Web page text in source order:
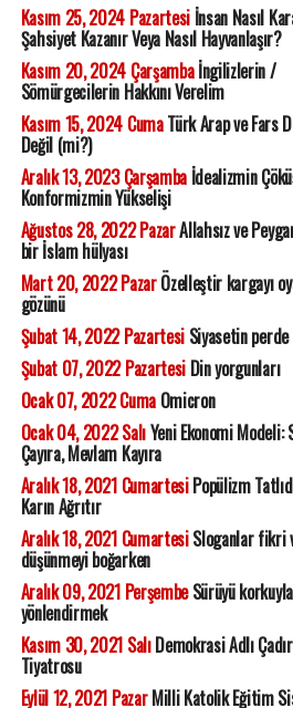
Kasım 25, 2024 Pazartesiİnsan Nasıl
Şahsiyet Kazanır Veya Nasıl Hayvanlaşır?
Kasım 20, 2024 Çarşambaİngilizlerin /
Sömürgecilerin Hakkını Verelim
Kasım 15, 2024 CumaTürk Arap ve Fars
Değil (mi?)
Aralık 13, 2023 Çarşambaİdealizmin
Konformizmin Yükselişi
Ağustos 28, 2022 PazarAllahsız ve
bir İslam hülyası
Mart 20, 2022 PazarÖzelleştir kargayı
gözünü
Şubat 14, 2022 PazartesiSiyasetin perde
Şubat 07, 2022 PazartesiDin yorgunları
Ocak 07, 2022 CumaOmicron
Ocak 04, 2022 SalıYeni Ekonomi Modeli:
Çayıra, Mevlam Kayıra
Aralık 18, 2021 CumartesiPopülizm
Karın Ağrıtır
Aralık 18, 2021 CumartesiSloganlar fikri
düşünmeyi boğarken
Aralık 09, 2021 PerşembeSürüyü korkuyla
yönlendirmek
Kasım 30, 2021 SalıDemokrasi Adlı Çadır
Tiyatrosu
Eylül 12, 2021 PazarMilli Katolik Eğitim